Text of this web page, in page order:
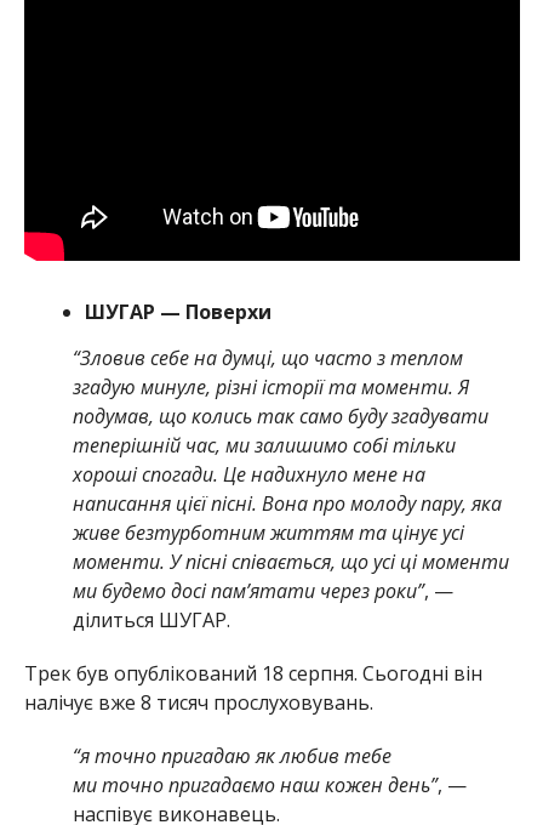
ШУГАР — Поверхи
“Зловив себе на думці, що часто з теплом
згадую минуле, різні історії та моменти. Я
подумав, що колись так само буду згадувати
теперішній час, ми залишимо собі тільки
хороші спогади. Це надихнуло мене на
написання цієї пісні. Вона про молоду пару, яка
живе безтурботним життям та цінує усі
моменти. У пісні співається, що усі ці моменти
ми будемо досі пам’ятати через роки”, —
ділиться ШУГАР.
Трек був опублікований 18 серпня. Сьогодні він
налічує вже 8 тисяч прослуховувань.
“я точно пригадаю як любив тебе
ми точно пригадаємо наш кожен день”, —
наспівує виконавець.